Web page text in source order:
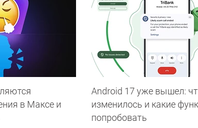
в Максе и
Android 17 уже вышел:
изменилось и какие
попробовать